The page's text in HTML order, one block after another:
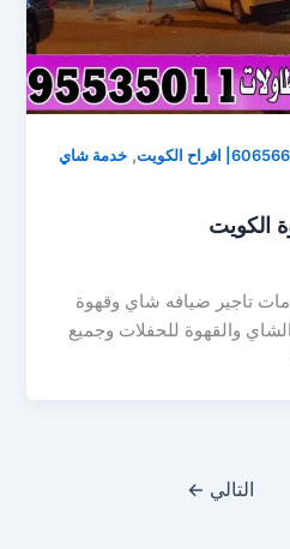
,خدمة شاي
الكويت
تاجير ضيافه شاي وقهوة
والقهوة للحفلات وجميع
التالي ←